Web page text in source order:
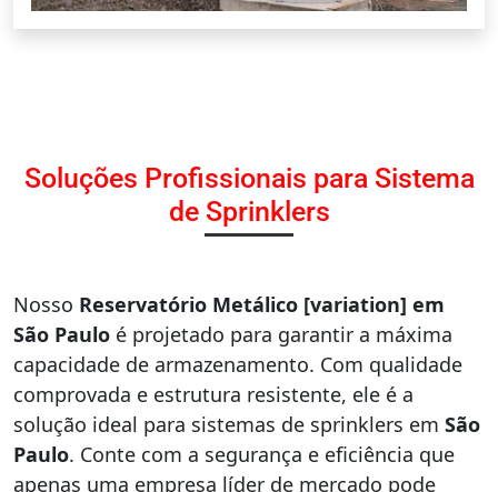
Soluções Profissionais para Sistema
de Sprinklers
Nosso Reservatório Metálico [variation] em
São Paulo é projetado para garantir a máxima
capacidade de armazenamento. Com qualidade
comprovada e estrutura resistente, ele é a
solução ideal para sistemas de sprinklers em São
Paulo. Conte com a segurança e eficiência que
apenas uma empresa líder de mercado pode